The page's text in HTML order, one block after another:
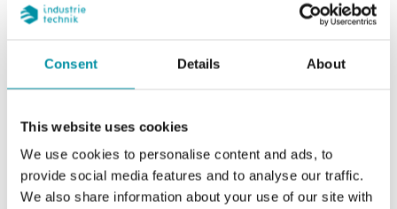
Consent Details About
This website uses cookies
We use cookies to personalise content and ads, to
provide social media features and to analyse our traffic.
We also share information about your use of our site with
Caratteristiche
Caratteristiche di SAP-NTC1.8-2
Uscita sensore Passivo